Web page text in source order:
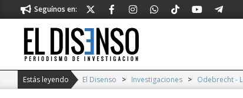
to
content
Seguínos en:
El
Disenso
Estás leyendo El Disenso > Investigaciones > Odebrecht -